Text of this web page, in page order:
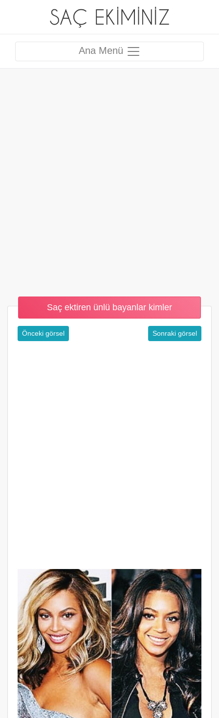
Ana Menü
Saç ektiren ünlü bayanlar kimler
Önceki görsel Sonraki görsel